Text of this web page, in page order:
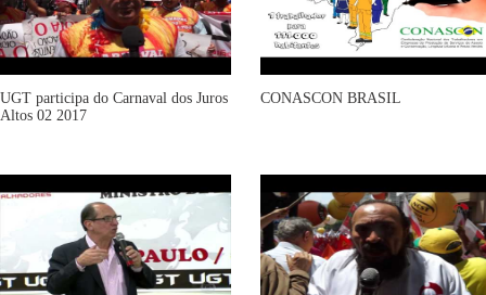
UGT participa do Carnaval dos Juros
Altos 02 2017
CONASCON BRASIL